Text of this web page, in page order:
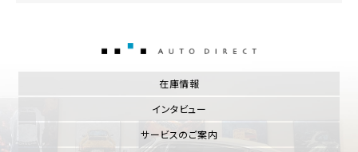
在庫情報
インタビュー
サービスのご案内